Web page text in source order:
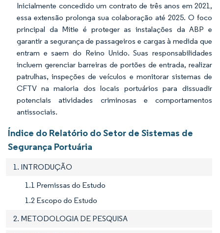
Inicialmente concedido um contrato de três anos em 2021,
essa extensão prolonga sua colaboração até 2025. O foco
principal da Mitie é proteger as instalações da ABP e
garantir a segurança de passageiros e cargas à medida que
entram e saem do Reino Unido. Suas responsabilidades
incluem gerenciar barreiras de portões de entrada, realizar
patrulhas, inspeções de veículos e monitorar sistemas de
CFTV na maioria dos locais portuários para dissuadir
potenciais atividades criminosas e comportamentos
antissociais.
Índice do Relatório do Setor de Sistemas de
Segurança Portuária
1. INTRODUÇÃO
1.1 Premissas do Estudo
1.2 Escopo do Estudo
2. METODOLOGIA DE PESQUISA